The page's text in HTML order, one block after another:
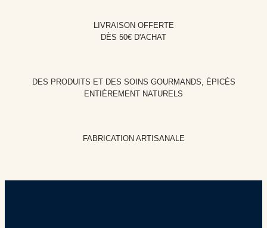
LIVRAISON OFFERTE
DÈS 50€ D'ACHAT
DES PRODUITS ET DES SOINS GOURMANDS, ÉPICÉS
ENTIÈREMENT NATURELS
FABRICATION ARTISANALE